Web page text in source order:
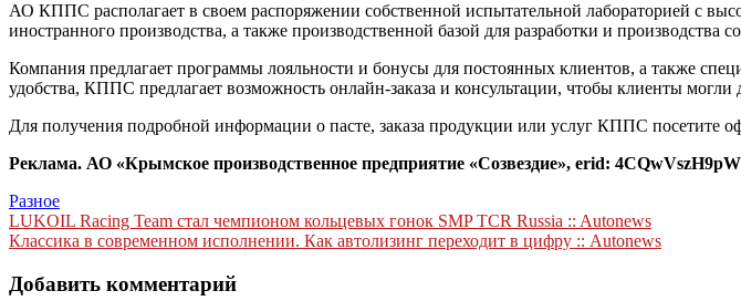
АО КППС располагает в своем распоряжении собственной испытательной лабораторией с
иностранного производства, а также производственной базой для разработки и производства
Компания предлагает программы лояльности и бонусы для постоянных клиентов, а также
удобства, КППС предлагает возможность онлайн-заказа и консультации, чтобы клиенты
Для получения подробной информации о пасте, заказа продукции или услуг КППС посетите
Реклама. АО «Крымское производственное предприятие «Созвездие», erid:
Разное
Навигация
по
записям
LUKOIL Racing Team стал чемпионом кольцевых гонок SMP TCR Russia :: Autonews
Классика в современном исполнении. Как автолизинг переходит в цифру :: Autonews
Добавить комментарий